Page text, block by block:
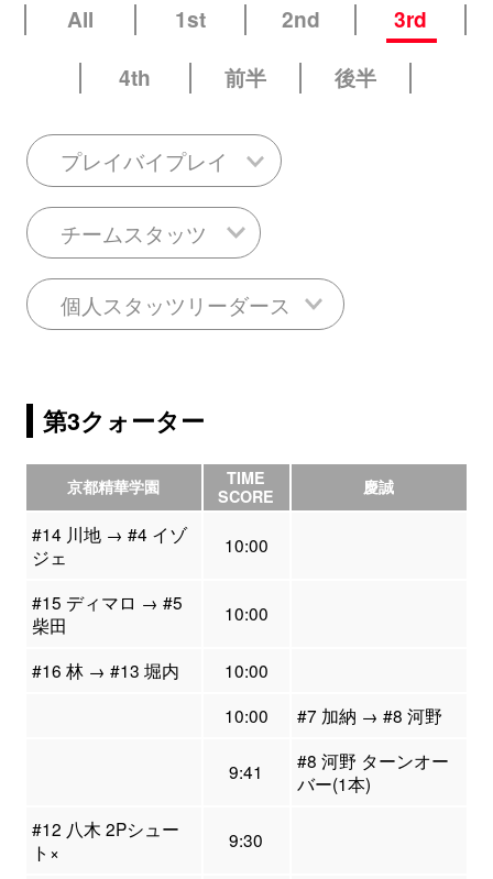
All 1st 2nd
3rd
4th
前半 後半
プレイバイプレイ
チームスタッツ
個人スタッツリーダース
第3クォーター
京都精華学園
TIME
SCORE
慶誠
#14 川地 → #4 イゾ
ジェ
10:00
#15 ディマロ → #5
柴田
10:00
#16 林 → #13 堀内
10:00
10:00
#7 加納 → #8 河野
9:41
#8 河野 ターンオー
バー(1本)
#12 八木 2Pシュー
ト×
9:30